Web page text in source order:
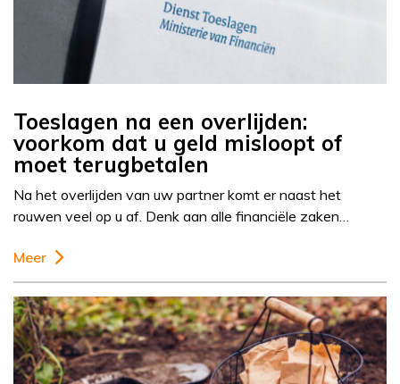
Toeslagen na een overlijden:
voorkom dat u geld misloopt of
moet terugbetalen
Na het overlijden van uw partner komt er naast het
rouwen veel op u af. Denk aan alle financiële zaken…
Meer